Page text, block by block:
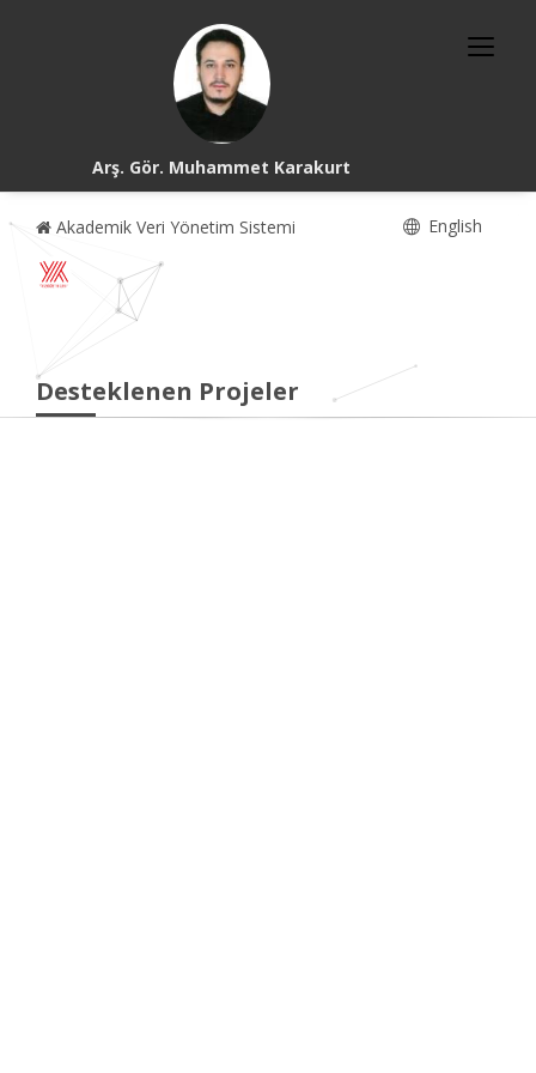
Arş. Gör. Muhammet Karakurt
Akademik Veri Yönetim Sistemi English
Desteklenen Projeler